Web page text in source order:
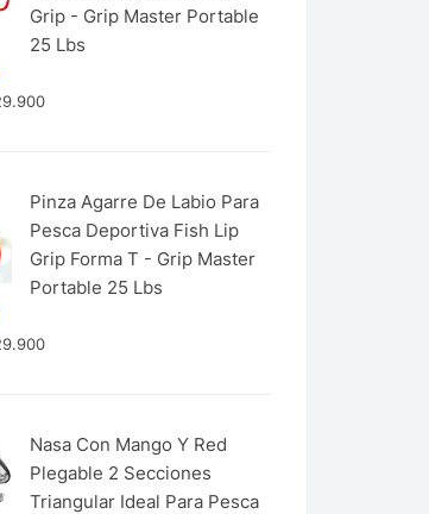
Grip - Grip Master Portable
25 Lbs
Pinza Agarre De Labio Para
Pesca Deportiva Fish Lip
Grip Forma T - Grip Master
Portable 25 Lbs
Nasa Con Mango Y Red
Plegable 2 Secciones
Triangular Ideal Para Pesca